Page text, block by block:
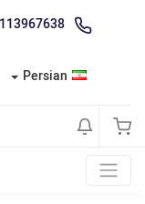
Persian